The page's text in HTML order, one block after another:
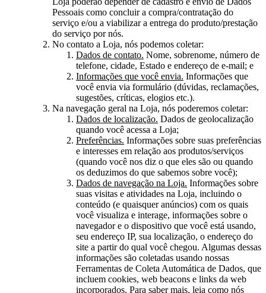
Pessoais como concluir a compra/contratação do
serviço e/ou a viabilizar a entrega do produto/prestação
do serviço por nós.
No contato a Loja, nós podemos coletar:
Dados de contato. Nome, sobrenome, número de
telefone, cidade, Estado e endereço de e-mail; e
Informações que você envia. Informações que
você envia via formulário (dúvidas, reclamações,
sugestões, críticas, elogios etc.).
Na navegação geral na Loja, nós poderemos coletar:
Dados de localização. Dados de geolocalização
quando você acessa a Loja;
Preferências. Informações sobre suas preferências
e interesses em relação aos produtos/serviços
(quando você nos diz o que eles são ou quando
os deduzimos do que sabemos sobre você);
Dados de navegação na Loja. Informações sobre
suas visitas e atividades na Loja, incluindo o
conteúdo (e quaisquer anúncios) com os quais
você visualiza e interage, informações sobre o
navegador e o dispositivo que você está usando,
seu endereço IP, sua localização, o endereço do
site a partir do qual você chegou. Algumas dessas
informações são coletadas usando nossas
Ferramentas de Coleta Automática de Dados, que
incluem cookies, web beacons e links da web
incorporados. Para saber mais, leia como nós